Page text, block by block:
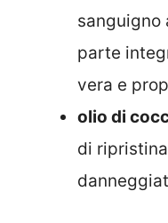
sanguigno
parte
vera e
olio di
di